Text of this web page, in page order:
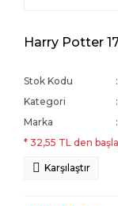
Harry Potter
Stok Kodu
Kategori
Marka
* 32,55 TL den
Karşılaştır